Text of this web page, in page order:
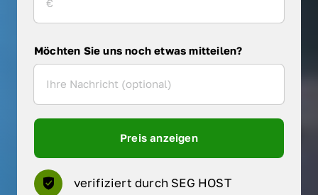
Möchten Sie uns noch etwas mitteilen?
Preis anzeigen
verifiziert durch SEG HOST